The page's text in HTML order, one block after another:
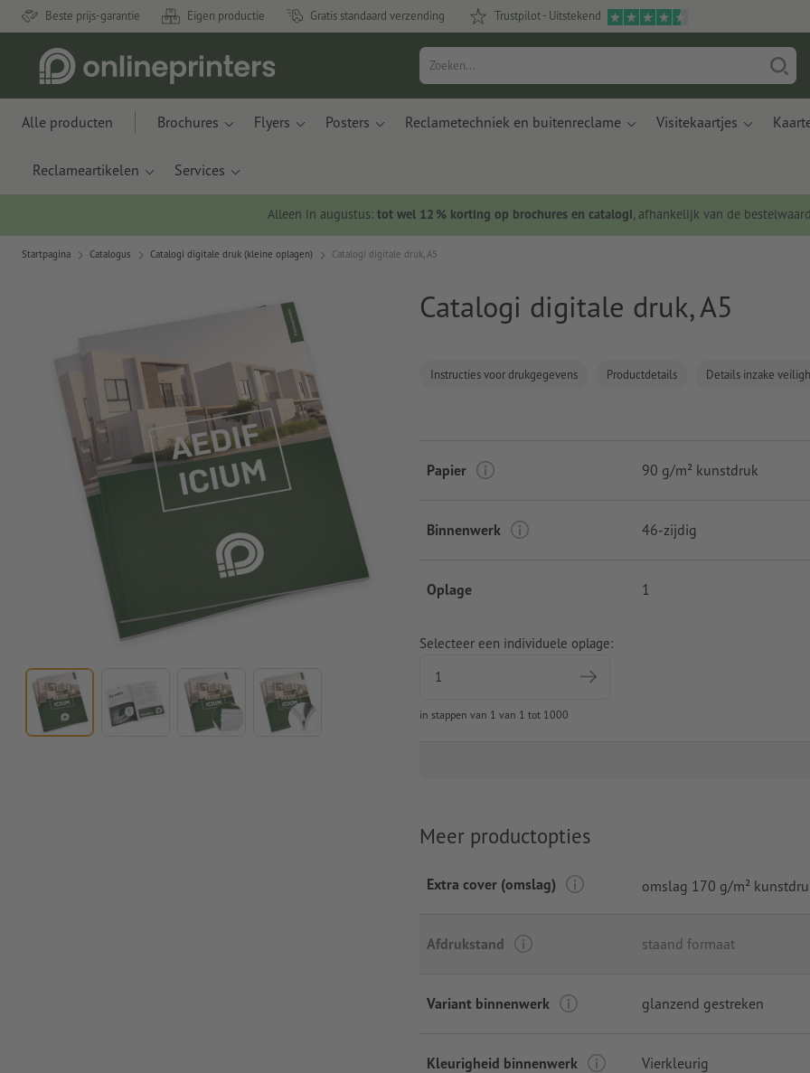
Beste prijs-garantie Eigen productie Gratis standaard verzending Trustpilot - Uitstekend
Alle producten Brochures Flyers Posters Reclametechniek en buitenreclame Visitekaartjes
Reclameartikelen Services
Alleen in augustus: tot wel 12 % korting op brochures en catalogi, afhankelijk van de
Startpagina Catalogus Catalogi digitale druk (kleine oplagen) Catalogi digitale druk, A5
Catalogi digitale druk, A5
Instructies voor drukgegevens Productdetails Details inzake
Papier 90 g/m² kunstdruk
Binnenwerk 46-zijdig
Oplage 1
Selecteer een individuele oplage:
in stappen van 1 van 1 tot 1000
Meer productopties
Extra cover (omslag) omslag 170 g/m²
Afdrukstand staand formaat
Variant binnenwerk glanzend gestreken
Kleurigheid binnenwerk Vierkleurig